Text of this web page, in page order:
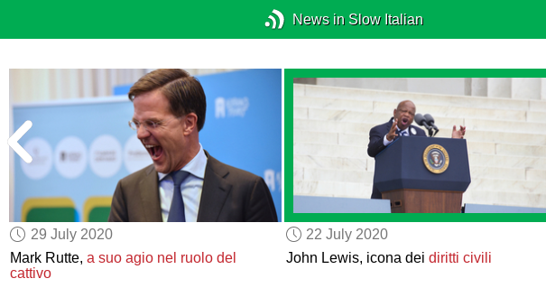
News in Slow Italian
29 July 2020
Mark Rutte,a suo agio nel ruolo del
cattivo
22 July 2020
John Lewis, icona dei diritti civili